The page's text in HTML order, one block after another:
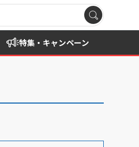
特集・キャンペーン